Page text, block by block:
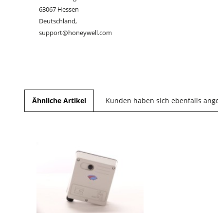
63067 Hessen
Deutschland,
support@honeywell.com
Ähnliche Artikel Kunden haben sich ebenfalls